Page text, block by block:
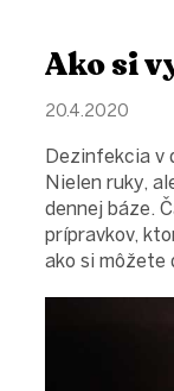
Ako si
20.4.2020
Dezinfekcia v
Nielen ruky,
dennej báze.
prípravkov,
ako si môžete